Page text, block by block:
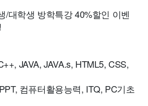
/대학생 방학특강 40%할인 이벤
JAVA, JAVA.s, HTML5, CSS,
컴퓨터활용능력, ITQ, PC기초